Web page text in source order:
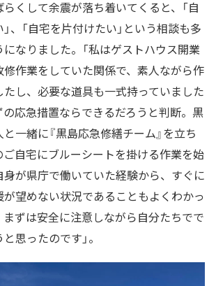
くして余震が落ち着いてくると、「自
、「自宅を片付けたい」という相談も多
なりました。「私はゲストハウス開業
修作業をしていた関係で、素人ながら作
し、必要な道具も一式持っていました
応急措置ならできるだろうと判断。黒
一緒に『黒島応急修繕チーム』を立ち
自宅にブルーシートを掛ける作業を始
が県庁で働いていた経験から、すぐに
望めない状況であることもよくわかっ
ずは安全に注意しながら自分たちでで
思ったのです」。